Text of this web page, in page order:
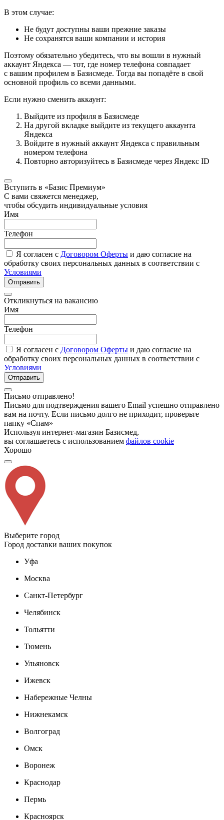
В этом случае:
Не будут доступны ваши прежние заказы
Не сохранятся ваши компании и история
Поэтому обязательно убедитесь, что вы вошли в нужный
аккаунт Яндекса — тот, где номер телефона совпадает
с вашим профилем в Базисмеде. Тогда вы попадёте в свой
основной профиль со всеми данными.
Если нужно сменить аккаунт:
Выйдите из профиля в Базисмеде
На другой вкладке выйдите из текущего аккаунта
Яндекса
Войдите в нужный аккаунт Яндекса с правильным
номером телефона
Повторно авторизуйтесь в Базисмеде через Яндекс ID
Вступить в «Базис Премиум»
С вами свяжется менеджер,
чтобы обсудить индивидуальные условия
Имя
Телефон
Я согласен с Договором Оферты и даю согласие на
обработку своих персональных данных в соответствии с
Условиями
Отправить
Откликнуться на вакансию
Имя
Телефон
Я согласен с Договором Оферты и даю согласие на
обработку своих персональных данных в соответствии с
Условиями
Отправить
Письмо отправлено!
Письмо для подтверждения вашего Email успешно отправлено
вам на почту. Если письмо долго не приходит, проверьте
папку «Спам»
Используя интернет-магазин Базисмед,
вы соглашаетесь с использованием файлов cookie
Хорошо
Выберите город
Город доставки ваших покупок
Уфа
Москва
Санкт-Петербург
Челябинск
Тольятти
Тюмень
Ульяновск
Ижевск
Набережные Челны
Нижнекамск
Волгоград
Омск
Воронеж
Краснодар
Пермь
Красноярск